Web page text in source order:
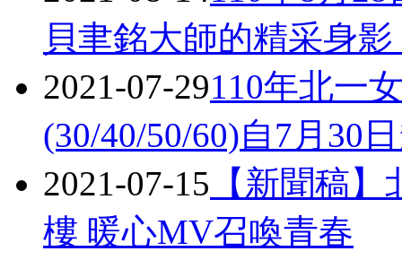
貝聿銘大師的精采身
2021-07-29110年北一
(30/40/50/60)自7月30
2021-07-15 【新聞稿
樓 暖心MV召喚青春